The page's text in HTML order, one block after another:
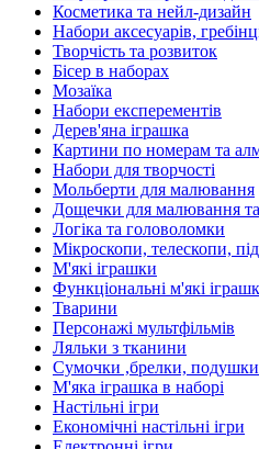
Косметика та нейл-дизайн
Набори аксесуарів,
Творчість та розвиток
Бісер в наборах
Мозаїка
Набори експерементів
Дерев'яна іграшка
Картини по номерам та
Набори для творчості
Мольберти для малювання
Дощечки для малювання
Логіка та головоломки
Мікроскопи, телескопи,
М'які іграшки
Функціональні м'які
Тварини
Персонажі мультфільмів
Ляльки з тканини
Сумочки ,брелки, подушки
М'яка іграшка в наборі
Настільні ігри
Економічні настільні ігри